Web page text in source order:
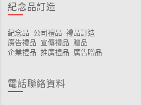
紀念品訂造
紀念品 公司禮品 禮品訂造
廣告禮品 宣傳禮品 贈品
企業禮品 推廣禮品 廣告贈品
電話聯絡資料